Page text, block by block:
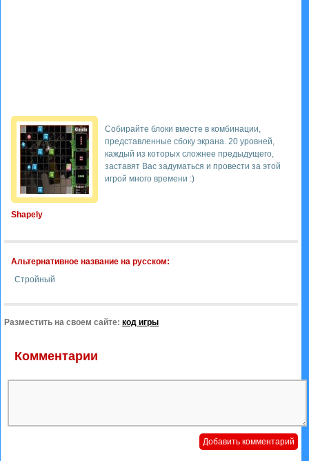
Shapely
Собирайте блоки вместе в комбинации,
представленные сбоку экрана. 20 уровней,
каждый из которых сложнее предыдущего,
заставят Вас задуматься и провести за этой
игрой много времени :)
Альтернативное название на русском:
Стройный
Разместить на своем сайте: код игры
Комментарии